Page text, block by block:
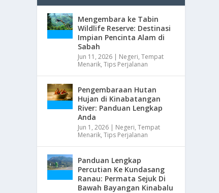
Mengembara ke Tabin
Wildlife Reserve: Destinasi
Impian Pencinta Alam di
Sabah
Jun 11, 2026 | Negeri,Tempat
Menarik,Tips Perjalanan
Pengembaraan Hutan
Hujan di Kinabatangan
River: Panduan Lengkap
Anda
Jun 1, 2026 | Negeri,Tempat
Menarik,Tips Perjalanan
Panduan Lengkap
Percutian Ke Kundasang
Ranau: Permata Sejuk Di
Bawah Bayangan Kinabalu